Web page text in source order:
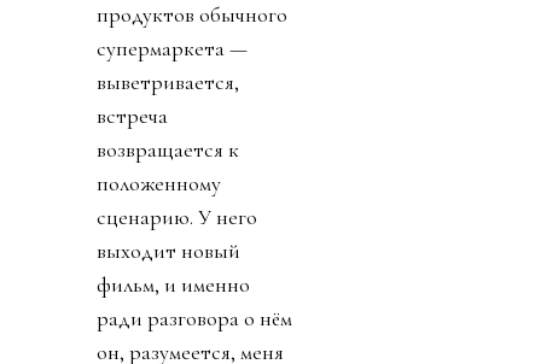
продуктов обычного
супермаркета —
выветривается,
встреча
возвращается к
положенному
сценарию. У него
выходит новый
фильм, и именно
ради разговора о нём
он, разумеется, меня